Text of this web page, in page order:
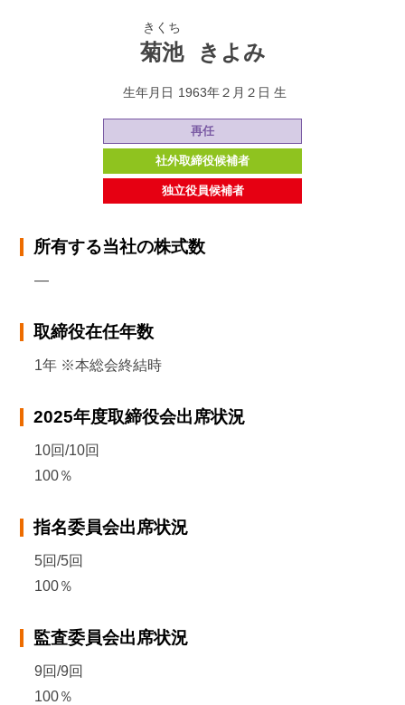
きくち
菊池 きよみ
生年月日 1963年２月２日 生
再任
社外取締役候補者
独立役員候補者
所有する当社の株式数
―
取締役在任年数
1年 ※本総会終結時
2025年度取締役会出席状況
10回/10回
100％
指名委員会出席状況
5回/5回
100％
監査委員会出席状況
9回/9回
100％